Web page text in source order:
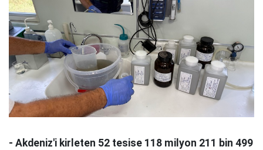
- Akdeniz'i kirleten 52 tesise 118 milyon 211 bin 499